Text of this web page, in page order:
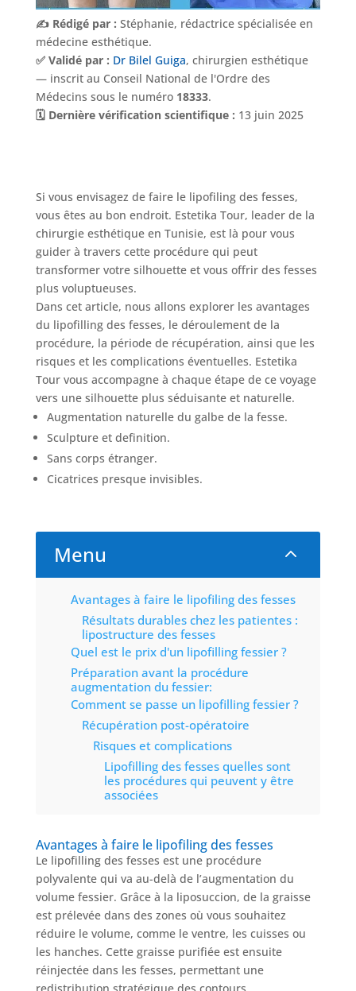
Nos
Tarifs
chirurgies
Nos
chirurgiens
FAQ
Services
Nos
articles
Avant
/
Après
Devis
Gratuit
✍️ Rédigé par : Stéphanie, rédactrice spécialisée en
médecine esthétique.
✅ Validé par : Dr Bilel Guiga, chirurgien esthétique
— inscrit au Conseil National de l'Ordre des
Médecins sous le numéro 18333.
🗓️ Dernière vérification scientifique : 13 juin 2025
Si vous envisagez de faire le lipofiling des fesses,
vous êtes au bon endroit. Estetika Tour, leader de la
chirurgie esthétique en Tunisie, est là pour vous
guider à travers cette procédure qui peut
transformer votre silhouette et vous offrir des fesses
plus voluptueuses.
Dans cet article, nous allons explorer les avantages
du lipofilling des fesses, le déroulement de la
procédure, la période de récupération, ainsi que les
risques et les complications éventuelles. Estetika
Tour vous accompagne à chaque étape de ce voyage
vers une silhouette plus séduisante et naturelle.
Augmentation naturelle du galbe de la fesse.
Sculpture et definition.
Sans corps étranger.
Cicatrices presque invisibles.
Menu 2
Avantages à faire le lipofiling des fesses
Résultats durables chez les patientes :
lipostructure des fesses
Quel est le prix d'un lipofilling fessier ?
Préparation avant la procédure
augmentation du fessier:
Comment se passe un lipofilling fessier ?
Récupération post-opératoire
Risques et complications
Lipofilling des fesses quelles sont
les procédures qui peuvent y être
associées
Avantages à faire le lipofiling des fesses
Le lipofilling des fesses est une procédure
polyvalente qui va au-delà de l’augmentation du
volume fessier. Grâce à la liposuccion, de la graisse
est prélevée dans des zones où vous souhaitez
réduire le volume, comme le ventre, les cuisses ou
les hanches. Cette graisse purifiée est ensuite
réinjectée dans les fesses, permettant une